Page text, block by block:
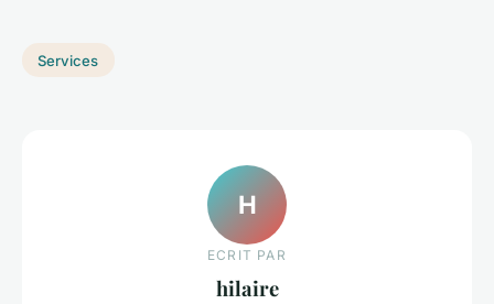
Services
H
ECRIT PAR
hilaire